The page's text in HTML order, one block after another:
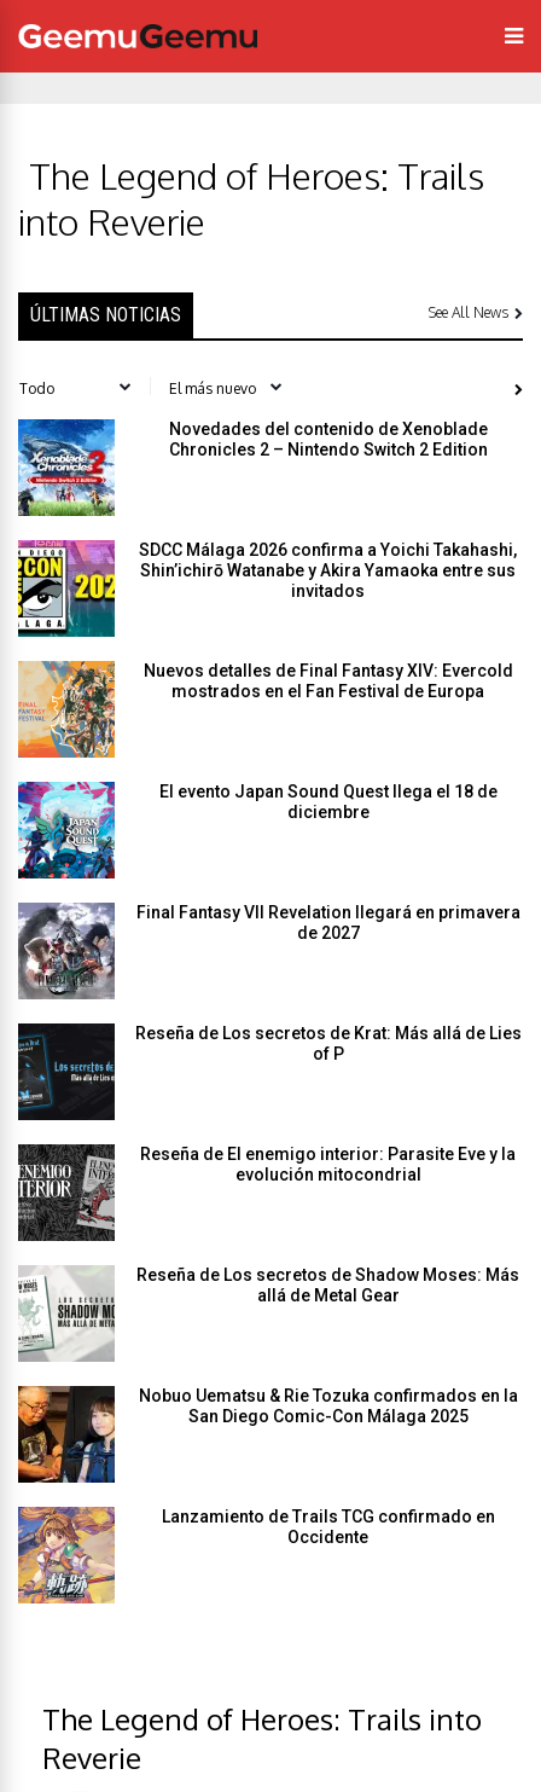
The Legend of Heroes: Trails
into Reverie
ÚLTIMAS NOTICIAS See All News
Novedades del contenido de Xenoblade
Chronicles 2 – Nintendo Switch 2 Edition
SDCC Málaga 2026 confirma a Yoichi Takahashi,
Shin’ichirō Watanabe y Akira Yamaoka entre sus
invitados
Nuevos detalles de Final Fantasy XIV: Evercold
mostrados en el Fan Festival de Europa
El evento Japan Sound Quest llega el 18 de
diciembre
Final Fantasy VII Revelation llegará en primavera
de 2027
Reseña de Los secretos de Krat: Más allá de Lies
of P
Reseña de El enemigo interior: Parasite Eve y la
evolución mitocondrial
Reseña de Los secretos de Shadow Moses: Más
allá de Metal Gear
Nobuo Uematsu & Rie Tozuka confirmados en la
San Diego Comic-Con Málaga 2025
Lanzamiento de Trails TCG confirmado en
Occidente
The Legend of Heroes: Trails into
Reverie